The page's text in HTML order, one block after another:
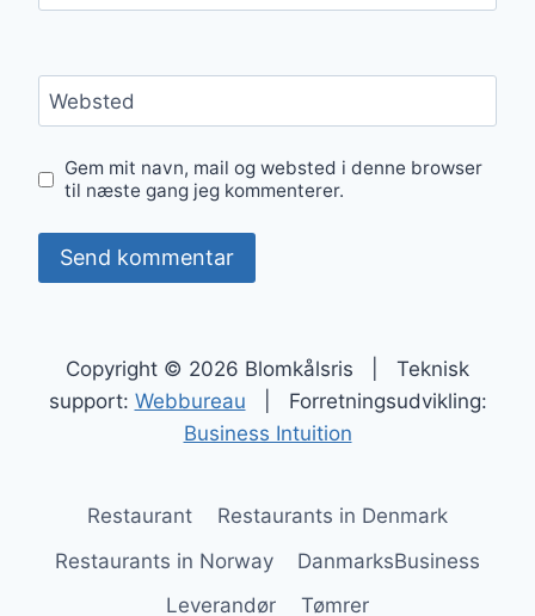
Websted
Gem mit navn, mail og websted i denne browser
til næste gang jeg kommenterer.
Copyright © 2026 Blomkålsris | Teknisk
support: Webbureau | Forretningsudvikling:
Business Intuition
Restaurant
Restaurants in Denmark
Restaurants in Norway
DanmarksBusiness
Leverandør
Tømrer